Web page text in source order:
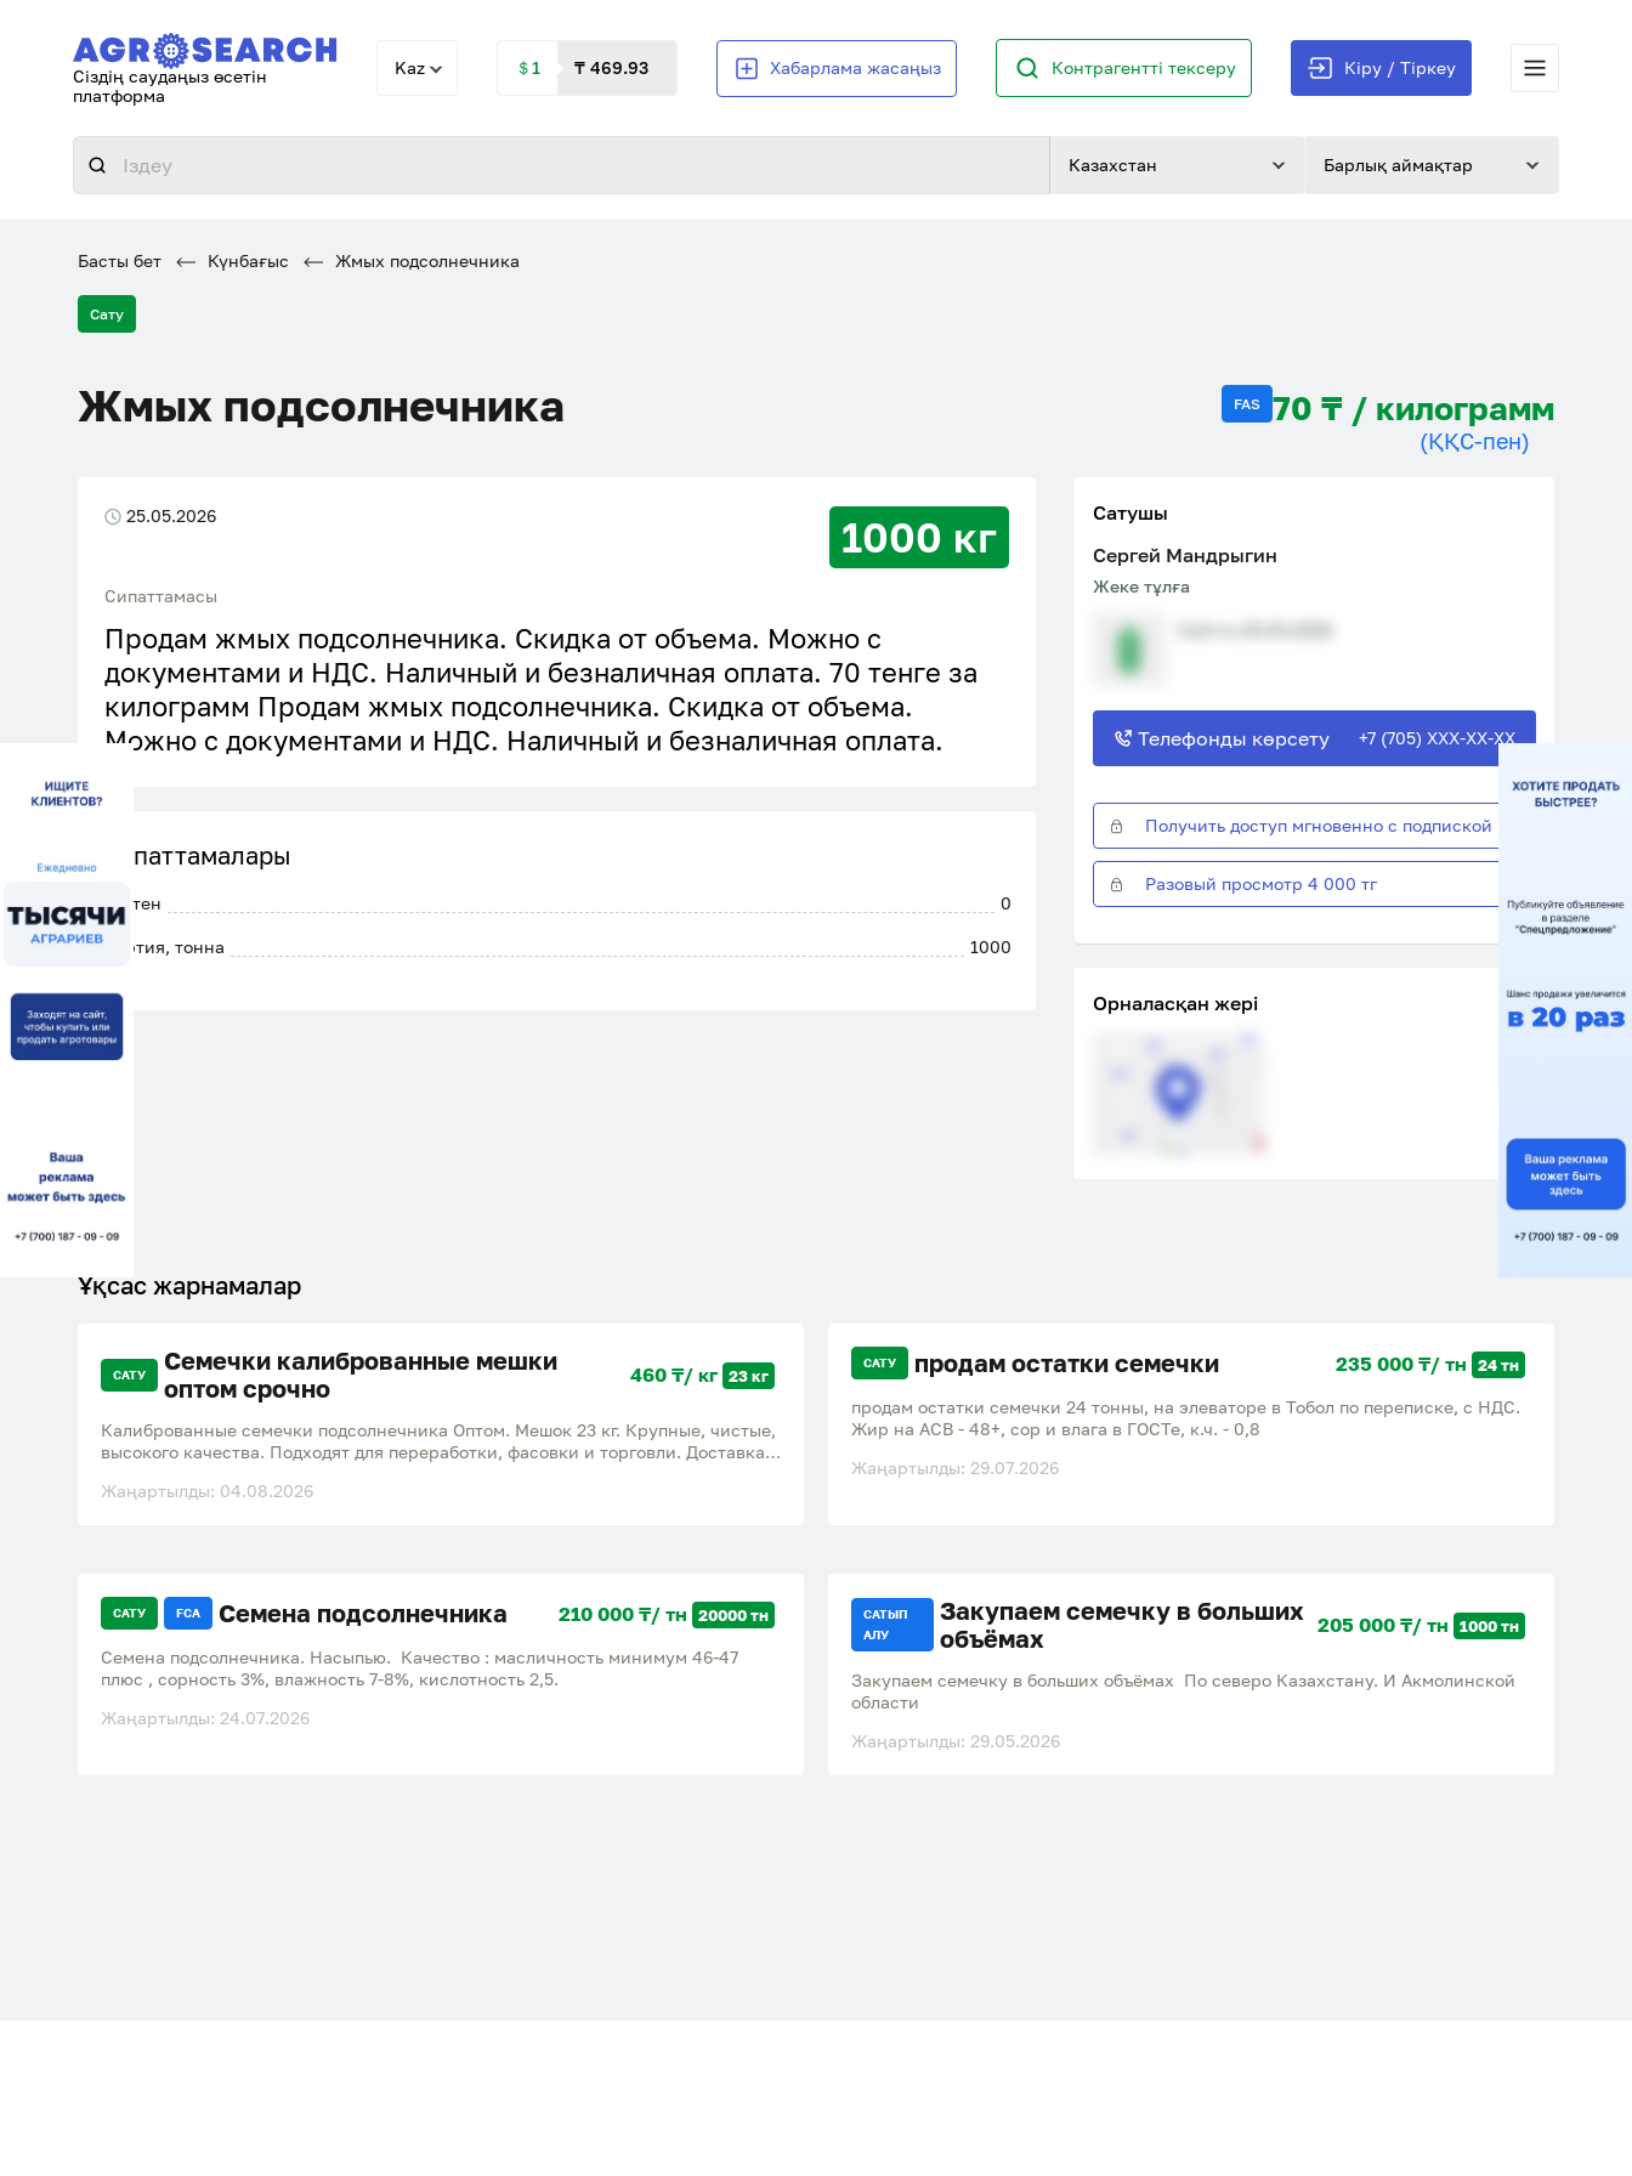
Сіздің саудаңыз өсетін
платформа
Kaz ＄1 ₸ 469.93 Хабарлама жасаңыз Контрагентті тексеру Кіру / Тіркеу
Казахстан Барлық аймақтар
Басты бет Күнбағыс Жмых подсолнечника
Сату
Жмых подсолнечника FAS 70 ₸ / килограмм
(ҚҚС-пен)
25.05.2026 1000 кг
Сипаттамасы
Продам жмых подсолнечника. Скидка от объема. Можно с
документами и НДС. Наличный и безналичная оплата. 70 тенге за
килограмм Продам жмых подсолнечника. Скидка от объема.
Можно с документами и НДС. Наличный и безналичная оплата.
Сипаттамалары
Глютен 0
Партия, тонна 1000
Сатушы
Сергей Мандрыгин
Жеке тұлға
Телефонды көрсету +7 (705) XXX-XX-XX
Получить доступ мгновенно с подпиской
Разовый просмотр 4 000 тг
Орналасқан жері
Ұқсас жарнамалар
САТУ
Семечки калиброванные мешки
оптом срочно
460 ₸/ кг 23 кг
Калиброванные семечки подсолнечника Оптом. Мешок 23 кг. Крупные, чистые,
высокого качества. Подходят для переработки, фасовки и торговли. Доставка.
Жаңартылды: 04.08.2026
САТУ продам остатки семечки 235 000 ₸/ тн 24 тн
продам остатки семечки 24 тонны, на элеваторе в Тобол по переписке, с НДС.
Жир на АСВ - 48+, сор и влага в ГОСТе, к.ч. - 0,8
Жаңартылды: 29.07.2026
САТУ FCA Семена подсолнечника 210 000 ₸/ тн 20000 тн
Семена подсолнечника. Насыпью. Качество : масличность минимум 46-47
плюс , сорность 3%, влажность 7-8%, кислотность 2,5.
Жаңартылды: 24.07.2026
САТЫП
АЛУ
Закупаем семечку в больших
объёмах
205 000 ₸/ тн 1000 тн
Закупаем семечку в больших объёмах По северо Казахстану. И Акмолинской
области
Жаңартылды: 29.05.2026